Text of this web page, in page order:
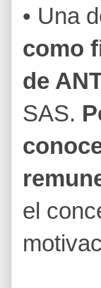
• Una
como
de
SAS.
el